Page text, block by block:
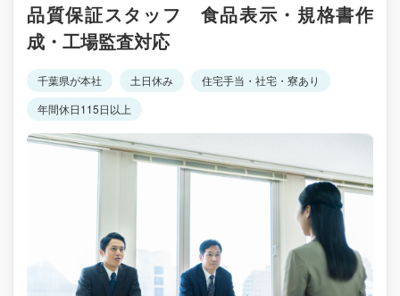
品質保証スタッフ 食品表示・規格書作
成・工場監査対応
千葉県が本社 土日休み
住宅手当・社宅・寮あり
年間休日115日以上